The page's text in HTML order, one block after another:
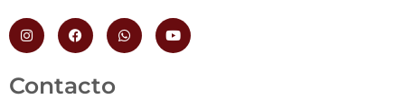
I
n
s
a
g
F
a
c
o
W
h
a
Y
o
u
Contacto